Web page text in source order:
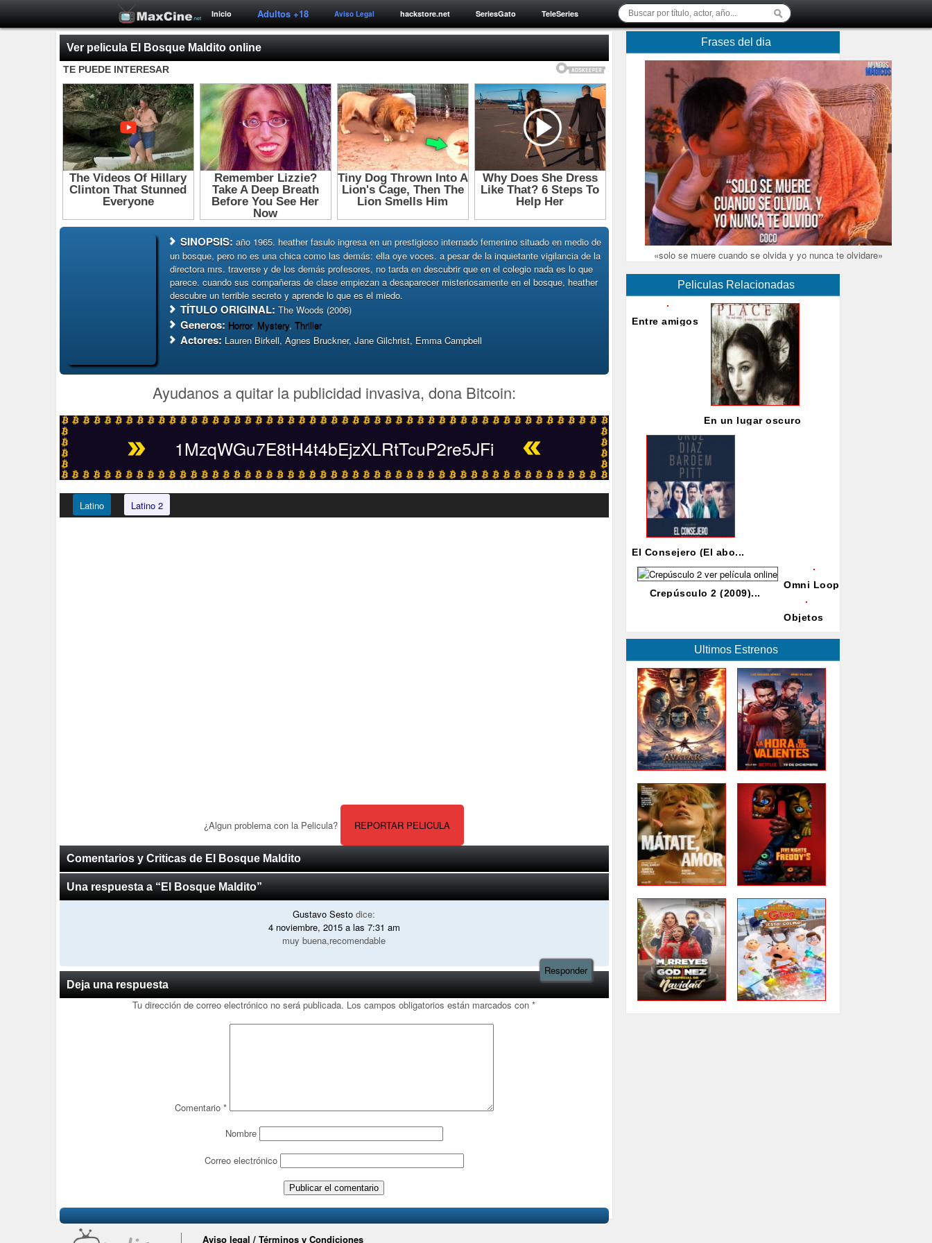
Inicio Adultos +18 Aviso Legal hackstore.net SeriesGato TeleSeries
Ver pelicula El Bosque Maldito online
SINOPSIS: año 1965. heather fasulo ingresa en un prestigioso internado femenino situado en medio de
un bosque, pero no es una chica como las demás: ella oye voces. a pesar de la inquietante vigilancia de la
directora mrs. traverse y de los demás profesores, no tarda en descubrir que en el colegio nada es lo que
parece. cuando sus compañeras de clase empiezan a desaparecer misteriosamente en el bosque, heather
descubre un terrible secreto y aprende lo que es el miedo.
TÍTULO ORIGINAL: The Woods (2006)
Generos: Horror, Mystery, Thriller
Actores: Lauren Birkell, Agnes Bruckner, Jane Gilchrist, Emma Campbell
Ayudanos a quitar la publicidad invasiva, dona Bitcoin:
1MzqWGu7E8tH4t4bEjzXLRtTcuP2re5JFi
Latino Latino 2
¿Algun problema con la Pelicula? REPORTAR PELICULA
Comentarios y Criticas de El Bosque Maldito
Una respuesta a “El Bosque Maldito”
Gustavo Sesto dice:
4 noviembre, 2015 a las 7:31 am
muy buena,recomendable
Responder
Deja una respuesta
Tu dirección de correo electrónico no será publicada. Los campos obligatorios están marcados con*
Comentario *
Nombre
Correo electrónico
Frases del dia
«solo se muere cuando se olvida y yo nunca te olvidare»
Peliculas Relacionadas
Entre amigos
En un lugar oscuro
El Consejero (El abo...
Crepúsculo 2 (2009)...
Omni Loop
Objetos
Ultimos Estrenos
Aviso legal / Términos y Condiciones